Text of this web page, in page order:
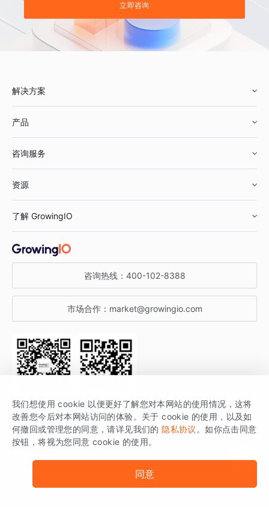
立即咨询
解决方案
鞋服行业
汽车行业
金融行业
产品
智能运营
获客分析
咨询服务
资源
增长公开课
增长博客
开发者文档
SDK 文档
场景指南
了解 GrowingIO
关于 GrowingIO
增长大会
行业活动
咨询热线： 400-102-8388
市场合作： market@growingio.com
关注公众号 获取更多干货
GrowingIO 是专注于数据智能分析与增长的品牌，核心平台为 GrowingIO
分析云。
版权所有 © 北京易数科技有限公司
我们想使用 cookie 以便更好了解您对本网站的使用情况，这将
改善您今后对本网站访问的体验。关于 cookie 的使用，以及如
何撤回或管理您的同意，请详见我们的 隐私协议 。如你点击同意
按钮，将视为您同意 cookie 的使用。
同意